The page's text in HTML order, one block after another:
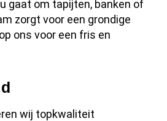
gaat om tapijten, banken of
zorgt voor een grondige
ons voor een fris en
wij topkwaliteit